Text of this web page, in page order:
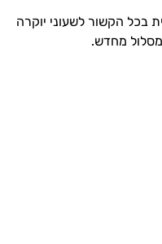
בכל הקשור לשעוני יוקרה
מחדש.